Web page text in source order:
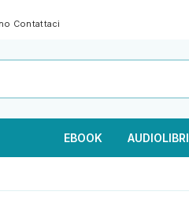
Contattaci
EBOOK AUDIOLIBRI